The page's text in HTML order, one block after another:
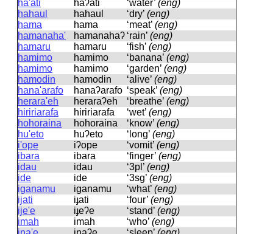
ha'ati
haʔati ‘water’ (eng)
hahaul
hahaul ‘dry’ (eng)
hama
hama ‘meat’ (eng)
hamanaha'
hamanahaʔ ‘rain’ (eng)
hamaru
hamaru ‘fish’ (eng)
hamimo
hamimo ‘banana’ (eng)
hamimo
hamimo ‘garden’ (eng)
hamodin
hamodin ‘alive’ (eng)
hana'arafo
hanaʔarafo ‘speak’ (eng)
herara'eh
heraraʔeh ‘breathe’ (eng)
hiririarafa
hiririarafa ‘wet’ (eng)
hohoraina
hohoraina ‘know’ (eng)
hu'eto
huʔeto ‘long’ (eng)
i'ope
iʔope ‘vomit’ (eng)
ibara
ibara ‘finger’ (eng)
idau
idau ‘3pl’ (eng)
ide
ide ‘3sg’ (eng)
iganamu
iɡanamu ‘what’ (eng)
ijati
iɟati ‘four’ (eng)
ije'e
iɟeʔe ‘stand’ (eng)
imah
imah ‘who’ (eng)